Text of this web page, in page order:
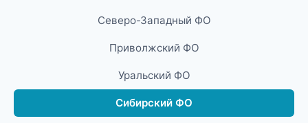
Северо-Западный ФО
Приволжский ФО
Уральский ФО
Сибирский ФО